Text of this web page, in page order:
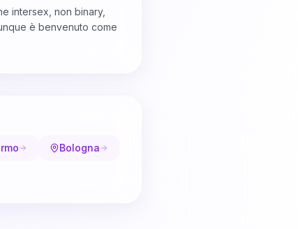
intersex, non binary,
è benvenuto come
Bologna